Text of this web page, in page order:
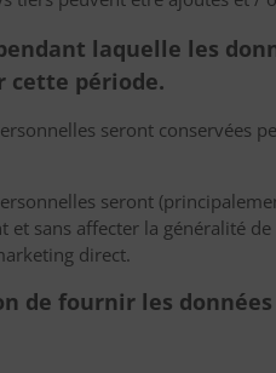
laquelle les
cette période.
seront conservées
seront
et sans affecter la généralité
direct.
de fournir les